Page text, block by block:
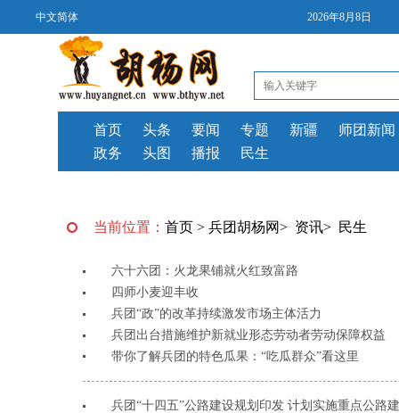
中文简体 2026年8月8日
首页 头条
要闻
政务
头图 播报
专题 新疆
师团新闻
民生
当前位置： 首页 > 兵团胡杨网> 资讯> 民生
六十六团：火龙果铺就火红致富路
四师小麦迎丰收
兵团“政”的改革持续激发市场主体活力
兵团出台措施维护新就业形态劳动者劳动保障权益
带你了解兵团的特色瓜果：“吃瓜群众”看这里
兵团“十四五”公路建设规划印发 计划实施重点公路